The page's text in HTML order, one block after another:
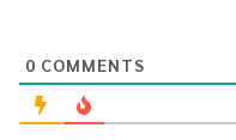
0 COMMENTS